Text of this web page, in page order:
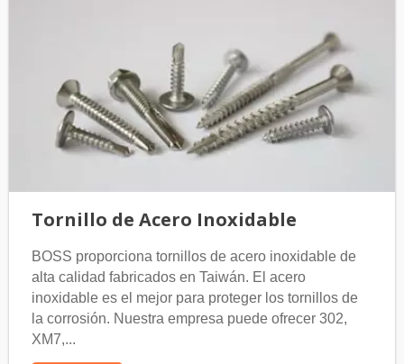
Tornillo de Acero Inoxidable
BOSS proporciona tornillos de acero inoxidable de
alta calidad fabricados en Taiwán. El acero
inoxidable es el mejor para proteger los tornillos de
la corrosión. Nuestra empresa puede ofrecer 302,
XM7,...